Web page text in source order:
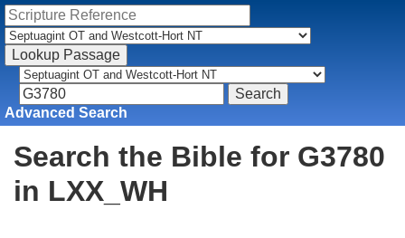
Advanced Search
Search the Bible for G3780
in LXX_WH